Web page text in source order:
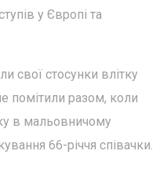
у Європі та
свої стосунки влітку
помітили разом, коли
в мальовничому
66-річчя співачки.